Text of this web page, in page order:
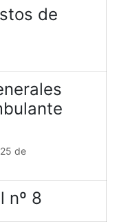
de
de
nº 8